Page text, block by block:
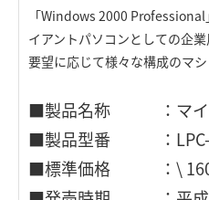
「Windows 2000
イアントパソコンとしての企
要望に応じて様々な構成のマ
■製品名称 ：マイク
■製品型番 ：LPC-
■標準価格 ：\